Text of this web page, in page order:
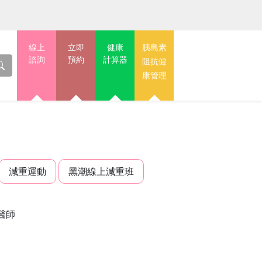
線上
諮詢
立即
預約
健康
計算器
胰島素
阻抗健
康管理
減重運動 黑潮線上減重班
師